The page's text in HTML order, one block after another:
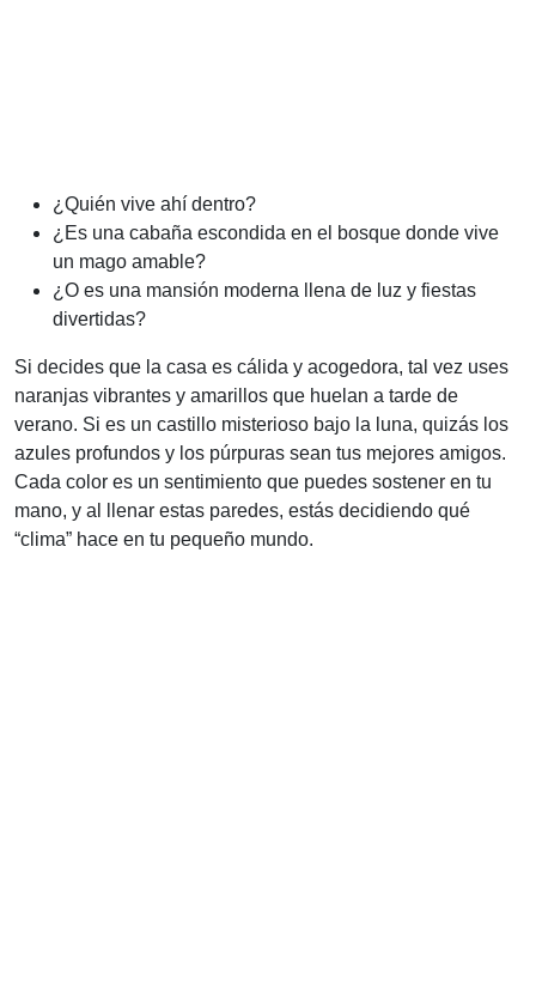
¿Quién vive ahí dentro?
¿Es una cabaña escondida en el bosque donde vive
un mago amable?
¿O es una mansión moderna llena de luz y fiestas
divertidas?
Si decides que la casa es cálida y acogedora, tal vez uses
naranjas vibrantes y amarillos que huelan a tarde de
verano. Si es un castillo misterioso bajo la luna, quizás los
azules profundos y los púrpuras sean tus mejores amigos.
Cada color es un sentimiento que puedes sostener en tu
mano, y al llenar estas paredes, estás decidiendo qué
“clima” hace en tu pequeño mundo.